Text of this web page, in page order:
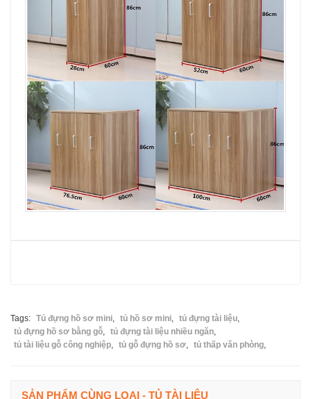
Tags: Tủ đựng hồ sơ mini, tủ hồ sơ mini, tủ đựng tài liệu,
tủ đựng hồ sơ bằng gỗ, tủ đựng tài liệu nhiều ngăn,
tủ tài liệu gỗ công nghiệp, tủ gỗ đựng hồ sơ, tủ thấp văn phòng,
SẢN PHẨM CÙNG LOẠI - TỦ TÀI LIỆU